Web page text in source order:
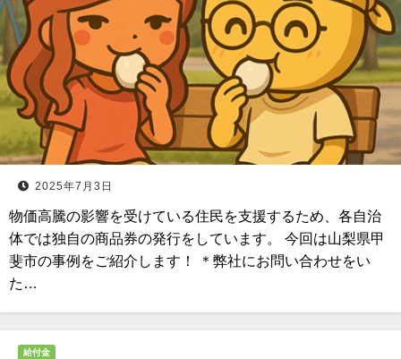
2025年7月3日
物価高騰の影響を受けている住民を支援するため、各自治
体では独自の商品券の発行をしています。 今回は山梨県甲
斐市の事例をご紹介します！ ＊弊社にお問い合わせをい
た…
給付金